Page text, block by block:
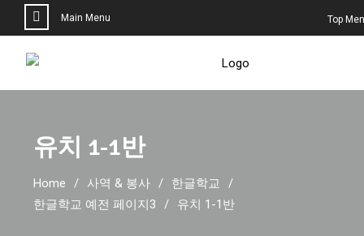
Main Menu Top
유치 1-1반
Home 사역 & 봉사
한글학교
한글학교 예전 페이지3
유치 1-1반